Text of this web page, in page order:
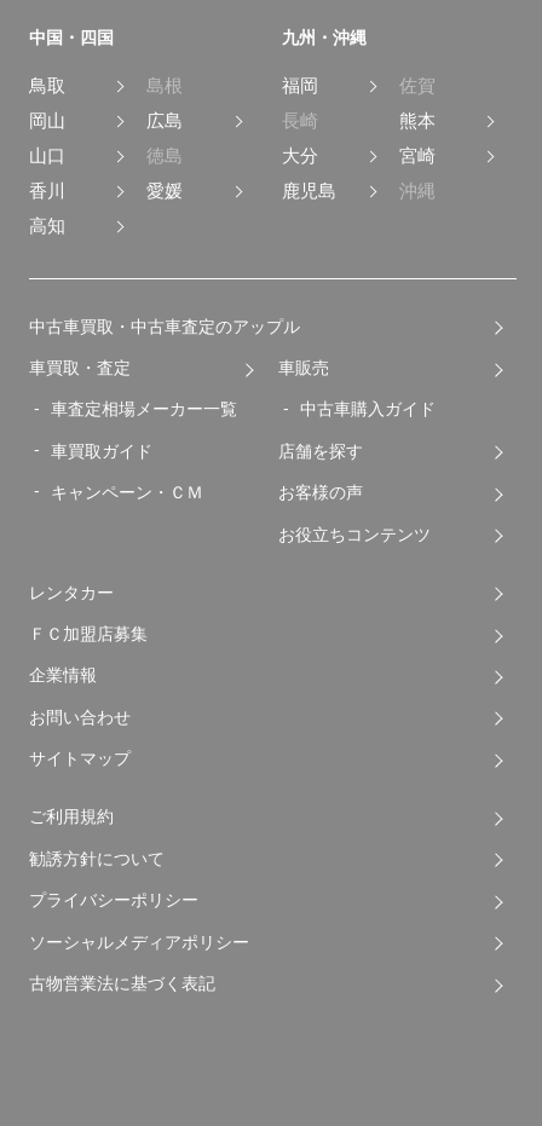
中国・四国
鳥取
島根
岡山
広島
山口
徳島
香川
愛媛
高知
九州・沖縄
福岡
佐賀
長崎
熊本
大分
宮崎
鹿児島
沖縄
中古車買取・中古車査定のアップル
車買取・査定
車査定相場メーカー一覧
車買取ガイド
キャンペーン・ＣＭ
車販売
中古車購入ガイド
店舗を探す
お客様の声
お役立ちコンテンツ
レンタカー
ＦＣ加盟店募集
企業情報
お問い合わせ
サイトマップ
ご利用規約
勧誘方針について
プライバシーポリシー
ソーシャルメディアポリシー
古物営業法に基づく表記